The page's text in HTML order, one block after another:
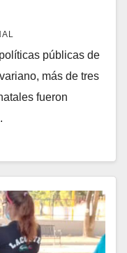
públicas de
más de tres
fueron